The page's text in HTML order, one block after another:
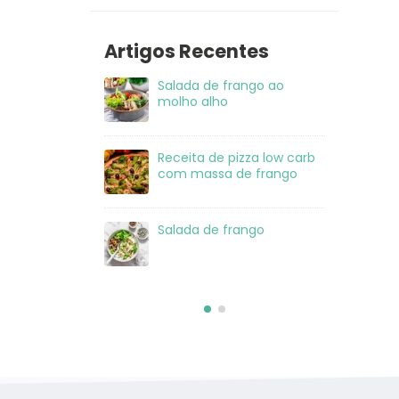
Artigos Recentes
Salada de Atum
Lasanha Low Carb
Salmão com crosta de